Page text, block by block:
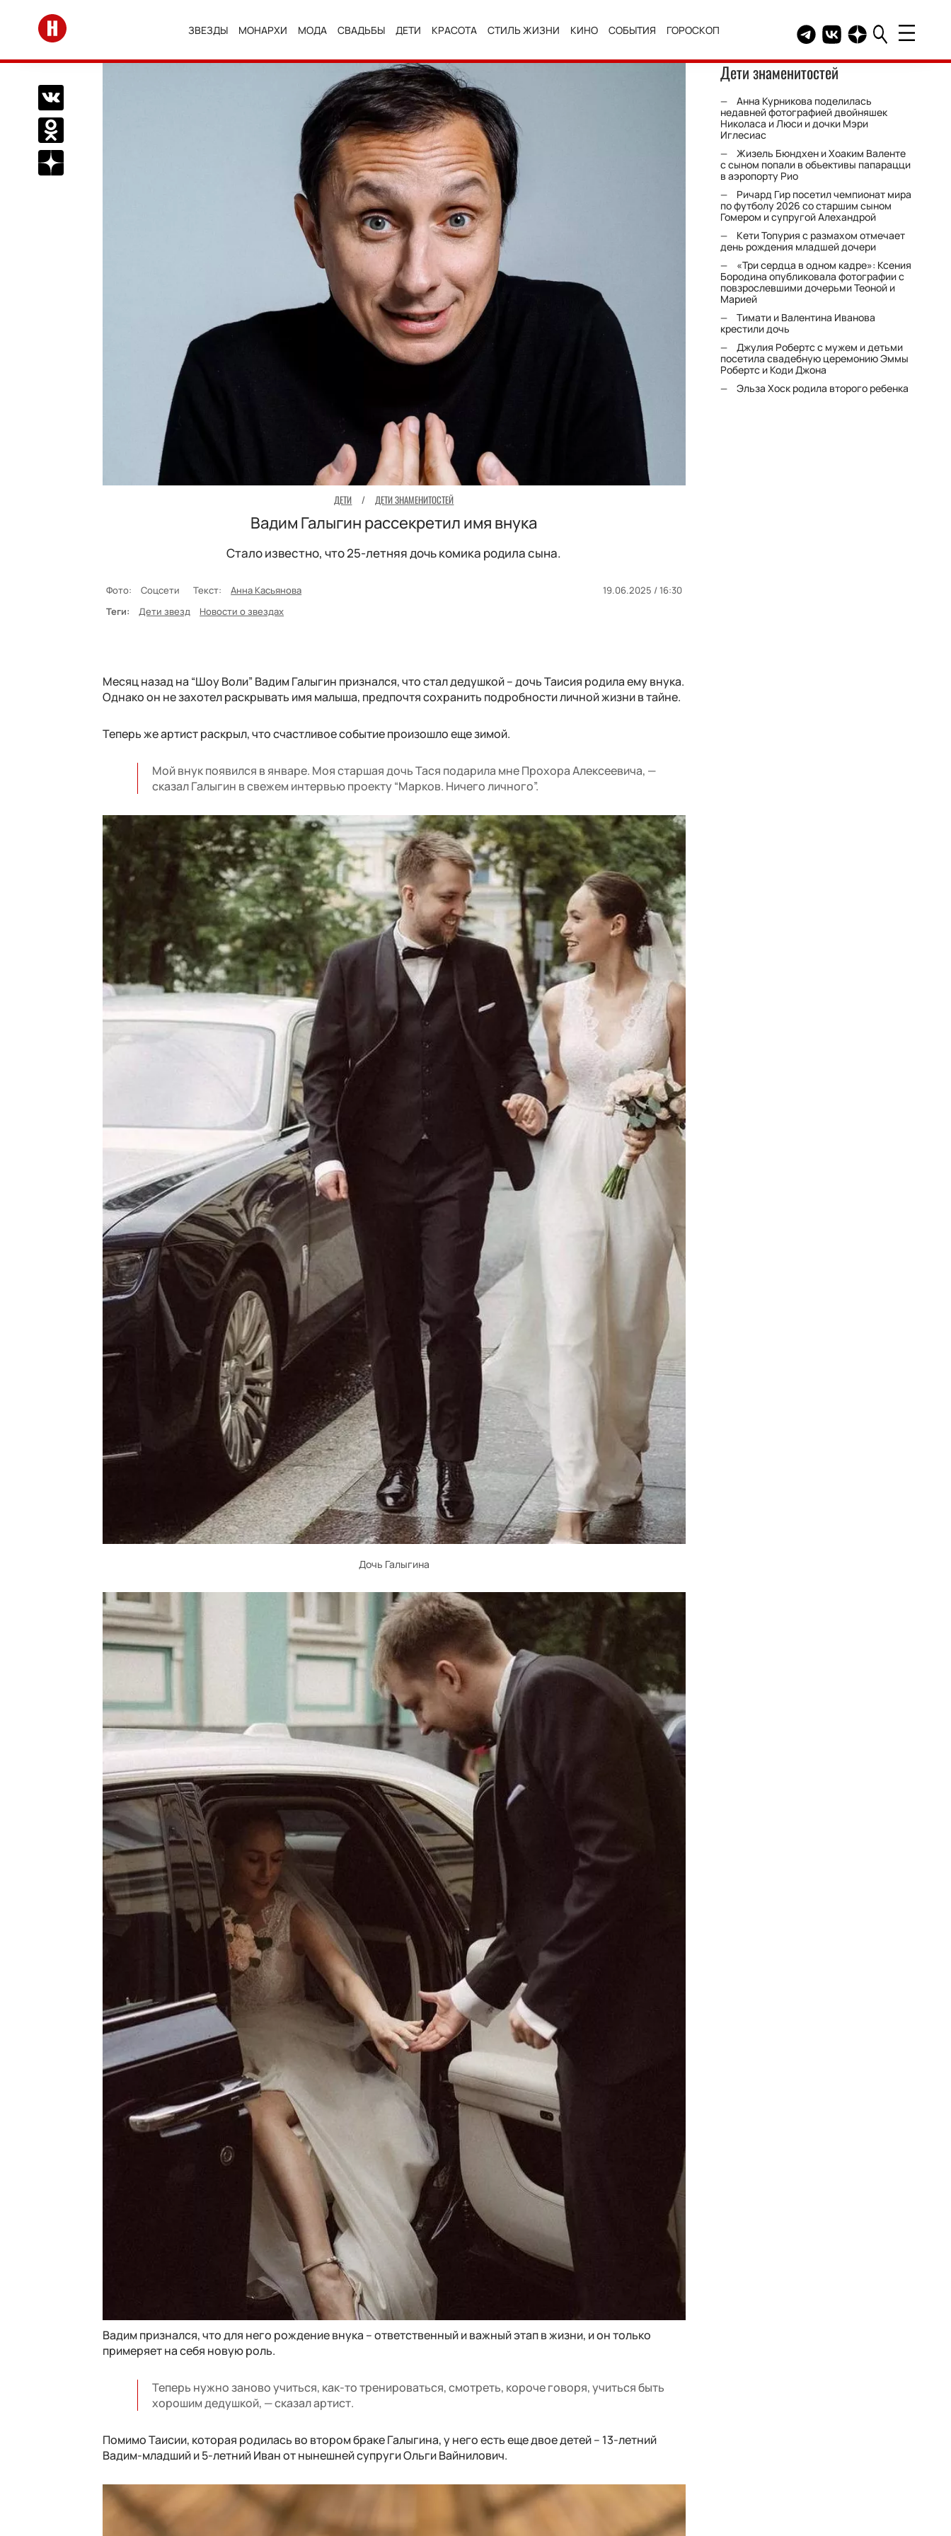
Перейти на главную
ЗВЕЗДЫ МОНАРХИ МОДА СВАДЬБЫ ДЕТИ КРАСОТА СТИЛЬ ЖИЗНИ КИНО СОБЫТИЯ ГОРОСКОП Telegram канал HELLO
Группа HELLO
Канал HELLO в
Поделиться Вконтакте
Поделиться в Одноклассниках
Подписаться на нас в Дзен
ДЕТИ / ДЕТИ ЗНАМЕНИТОСТЕЙ
Вадим Галыгин рассекретил имя внука
Стало известно, что 25-летняя дочь комика родила сына.
Фото: Соцсети Текст: Анна Касьянова
19.06.2025 / 16:30
Теги:
Дети звезд Новости о звездах
Месяц назад на “Шоу Воли” Вадим Галыгин признался, что стал дедушкой – дочь Таисия родила ему внука.
Однако он не захотел раскрывать имя малыша, предпочтя сохранить подробности личной жизни в тайне.
Теперь же артист раскрыл, что счастливое событие произошло еще зимой.
Мой внук появился в январе. Моя старшая дочь Тася подарила мне Прохора Алексеевича, —
сказал Галыгин в свежем интервью проекту “Марков. Ничего личного”.
Дочь Галыгина
Вадим признался, что для него рождение внука – ответственный и важный этап в жизни, и он только
примеряет на себя новую роль.
Теперь нужно заново учиться, как-то тренироваться, смотреть, короче говоря, учиться быть
хорошим дедушкой, — сказал артист.
Помимо Таисии, которая родилась во втором браке Галыгина, у него есть еще двое детей – 13-летний
Вадим-младший и 5-летний Иван от нынешней супруги Ольги Вайнилович.
Дети знаменитостей
Анна Курникова поделилась
недавней фотографией двойняшек
Николаса и Люси и дочки Мэри
Иглесиас
Жизель Бюндхен и Хоаким Валенте
с сыном попали в объективы папарацци
в аэропорту Рио
Ричард Гир посетил чемпионат мира
по футболу 2026 со старшим сыном
Гомером и супругой Алехандрой
Кети Топурия с размахом отмечает
день рождения младшей дочери
«Три сердца в одном кадре»: Ксения
Бородина опубликовала фотографии с
повзрослевшими дочерьми Теоной и
Марией
Тимати и Валентина Иванова
крестили дочь
Джулия Робертс с мужем и детьми
посетила свадебную церемонию Эммы
Робертс и Коди Джона
Эльза Хоск родила второго ребенка